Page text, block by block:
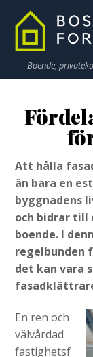
Boende,
Att hålla
än bara en
byggnadens
och bidrar till
boende. I
regelbunden
det kan vara
En ren och
välvårdad
fastighetsf